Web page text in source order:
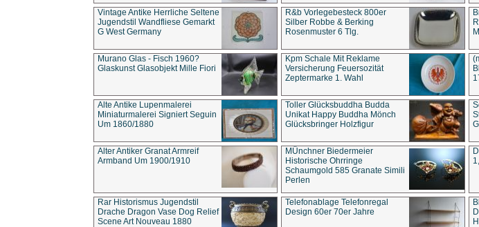
Vintage Antike Herrliche Seltene
Jugendstil Wandfliese Gemarkt
G West Germany
R&b Vorlegebesteck 800er
Silber Robbe & Berking
Rosenmuster 6 Tlg.
Murano Glas - Fisch 1960?
Glaskunst Glasobjekt Mille Fiori
Kpm Schale Mit Reklame
Versicherung Feuersozität
Zeptermarke 1. Wahl
Alte Antike Lupenmalerei
Miniaturmalerei Signiert Seguin
Um 1860/1880
Toller Glücksbuddha Budda
Unikat Happy Buddha Mönch
Glücksbringer Holzfigur
Alter Antiker Granat Armreif
Armband Um 1900/1910
MÜnchner Biedermeier
Historische Ohrringe
Schaumgold 585 Granate Simili
Perlen
Rar Historismus Jugendstil
Drache Dragon Vase Dog Relief
Scene Art Nouveau 1880
Telefonablage Telefonregal
Design 60er 70er Jahre